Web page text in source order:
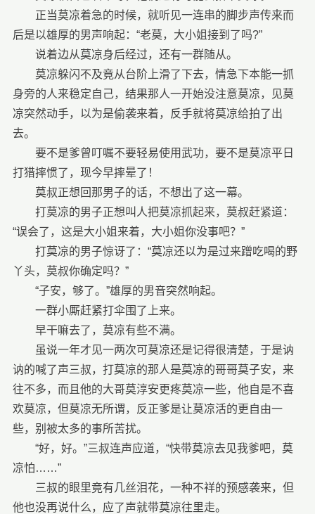
正当莫凉着急的时候，就听见一连串的脚步声传来而
后是以雄厚的男声响起：“老莫，大小姐接到了吗?”
说着边从莫凉身后经过，还有一群随从。
莫凉躲闪不及竟从台阶上滑了下去，情急下本能一抓
身旁的人来稳定自己，结果那人一开始没注意莫凉，见莫
凉突然动手，以为是偷袭来着，反手就将莫凉给拍了出
去。
要不是爹曾叮嘱不要轻易使用武功，要不是莫凉平日
打猎摔惯了，现今早摔晕了！
莫叔正想回那男子的话，不想出了这一幕。
打莫凉的男子正想叫人把莫凉抓起来，莫叔赶紧道：
“误会了，这是大小姐来着，大小姐你没事吧？”
打莫凉的男子惊讶了：“莫凉还以为是过来蹭吃喝的野
丫头，莫叔你确定吗？”
“子安，够了。”雄厚的男音突然响起。
一群小厮赶紧打伞围了上来。
早干嘛去了，莫凉有些不满。
虽说一年才见一两次可莫凉还是记得很清楚，于是讷
讷的喊了声三叔，打莫凉的那人是莫凉的哥哥莫子安，来
往不多，而且他的大哥莫淳安更疼莫凉一些，他自是不喜
欢莫凉，但莫凉无所谓，反正爹是让莫凉活的更自由一
些，别被太多的事所苦扰。
“好，好。”三叔连声应道，“快带莫凉去见我爹吧，莫
凉怕……”
三叔的眼里竟有几丝泪花，一种不祥的预感袭来，但
他也没再说什么，应了声就带莫凉往里走。